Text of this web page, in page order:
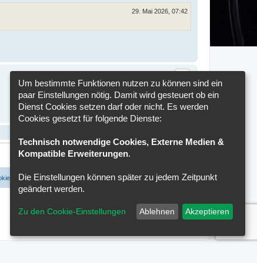
29. Mai 2026, 07:42
Alle Zeiten sindUTC+02:00
Cookie-Einstellungen
löschen
Um bestimmte Funktionen nutzen zu können sind ein
paar Einstellungen nötig. Damit wird gesteuert ob ein
Dienst Cookies setzen darf oder nicht. Es werden
Cookies gesetzt für folgende Dienste:
Technisch notwendige Cookies, Externe Medien &
Kompatible Erweiterungen.
Die Einstellungen können später zu jedem Zeitpunkt
geändert werden.
Zu den Cookie-Einstellungen Ablehnen Akzeptieren